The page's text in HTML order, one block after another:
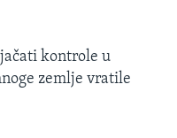
kontrole u
zemlje vratile